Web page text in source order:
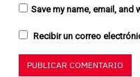
Save my name, email,
Recibir un correo